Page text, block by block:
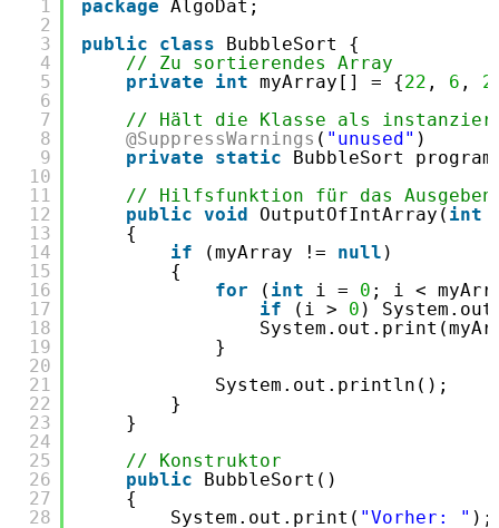
1
2
3
4
5
6
7
8
9
10
11
12
13
14
15
16
17
18
19
20
21
22
23
24
25
26
27
28
package AlgoDat;
public
class
BubbleSort {
// Zu sortierendes Array
private
int myArray[] = {22 , 6 , 2
// Hält die Klasse als
@SuppressWarnings ( "unused" )
private
static
BubbleSort
// Hilfsfunktion für das Ausgeben
public void OutputOfIntArray( int
{
if
(myArray != null )
{
for
( int i = 0 ; i <
if
(i > 0 )
}
System.out.println();
}
}
// Konstruktor
public
BubbleSort()
{
System.out.print( "Vorher: " );